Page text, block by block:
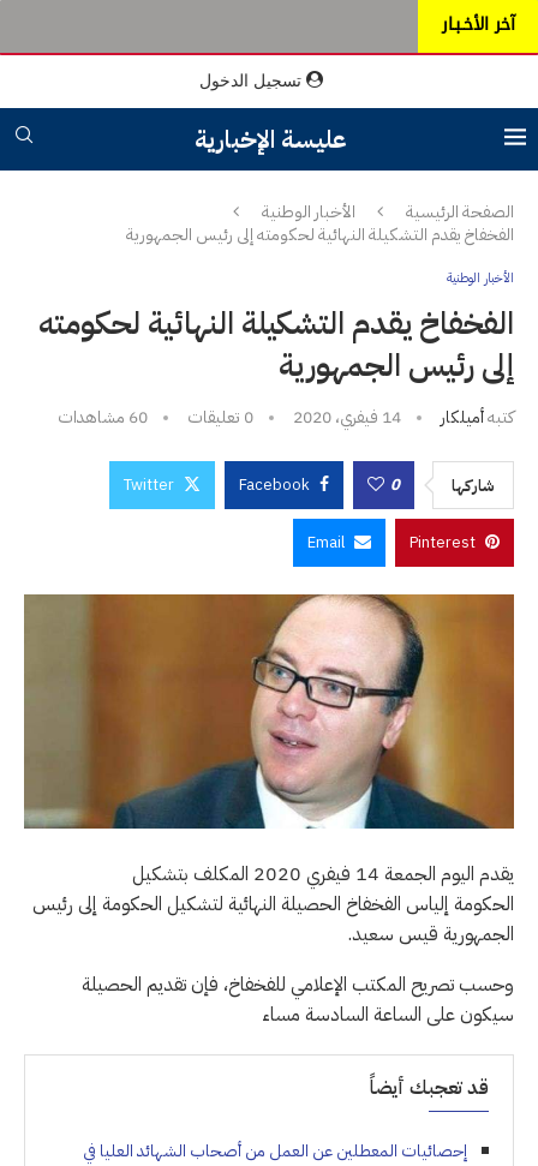
آخر الأخـبـار
تسجيل الدخول
عليسة الإخبارية
الصفحة الرئيسية
الأخبار الوطنية
الفخفاخ يقدم التشكيلة النهائية لحكومته إلى رئيس الجمهورية
الأخبار الوطنية
الفخفاخ يقدم التشكيلة النهائية لحكومته
إلى رئيس الجمهورية
كتبهأميلكار 14 فيفري، 2020 0 تعليقات 60 مشاهدات
شاركها 0
Facebook
Twitter
Pinterest
Email
يقدم اليوم الجمعة 14 فيفري 2020 المكلف بتشكيل
الحكومة إلياس الفخفاخ الحصيلة النهائية لتشكيل الحكومة إلى رئيس
الجمهورية قيس سعيد.
وحسب تصريح المكتب الإعلامي للفخفاخ، فإن تقديم الحصيلة
سيكون على الساعة السادسة مساء
قد تعجبك أيضاً
إحصائيات المعطلين عن العمل من أصحاب الشهائد العليا في